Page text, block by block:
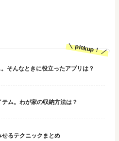
pickup！
そんなときに役立ったアプリは？
ム。わが家の収納方法は？
るテクニックまとめ